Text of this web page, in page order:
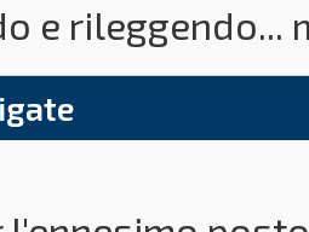
migliori
e, “visto che
e disponibile
e rileggendo...